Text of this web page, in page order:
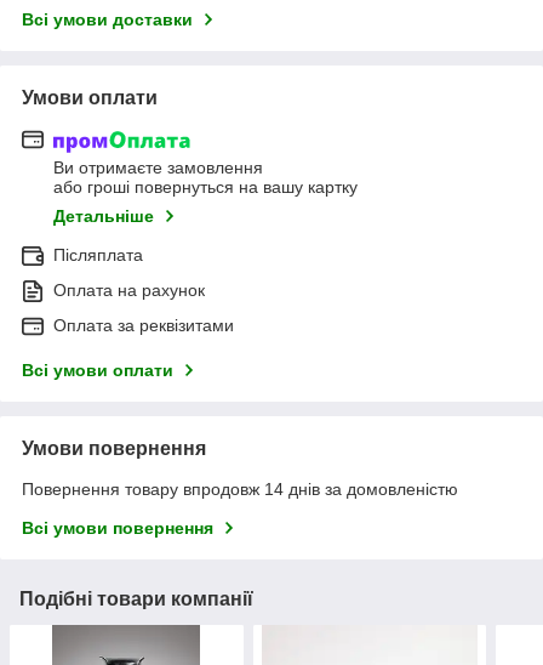
Всі умови доставки
Умови оплати
Ви отримаєте замовлення
або гроші повернуться на вашу картку
Детальніше
Післяплата
Оплата на рахунок
Оплата за реквізитами
Всі умови оплати
Умови повернення
Повернення товару впродовж 14 днів за домовленістю
Всі умови повернення
Подібні товари компанії